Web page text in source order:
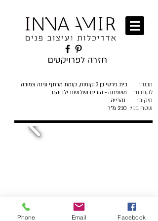
חזרה לפרויקטים
מבנה:
בית פרטי בן 3 קומות, קומת מרתף וגינה צמודה
לקוחות: משפחה - הורים ושלושת ילדיהם.
מיקום:
נהרייה
שטח בנוי: 210 מ"ר
משפחה - זוג ושלושת ילדיהם אשר הגשימו את חלומםPhone Email Facebook